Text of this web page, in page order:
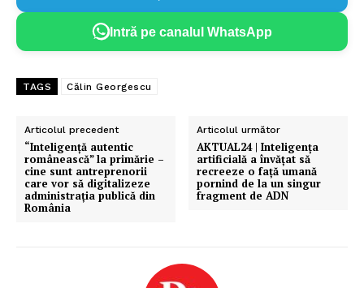
Intră pe canalul WhatsApp
TAGS Călin Georgescu
Articolul precedent
“Inteligență autentic
românească” la primărie –
cine sunt antreprenorii
care vor să digitalizeze
administrația publică din
România
Articolul următor
AKTUAL24 | Inteligența
artificială a învățat să
recreeze o față umană
pornind de la un singur
fragment de ADN